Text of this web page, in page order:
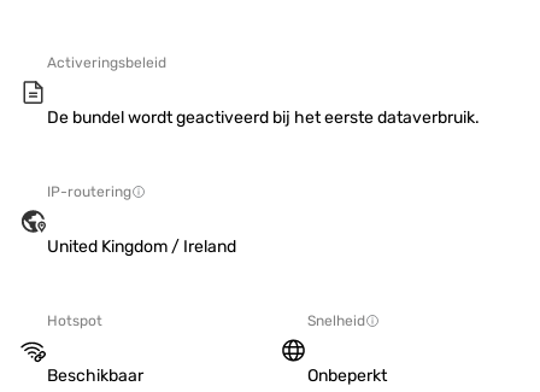
Activeringsbeleid
De bundel wordt geactiveerd bij het eerste dataverbruik.
IP-routering
United Kingdom / Ireland
Hotspot
Beschikbaar
Snelheid
Onbeperkt